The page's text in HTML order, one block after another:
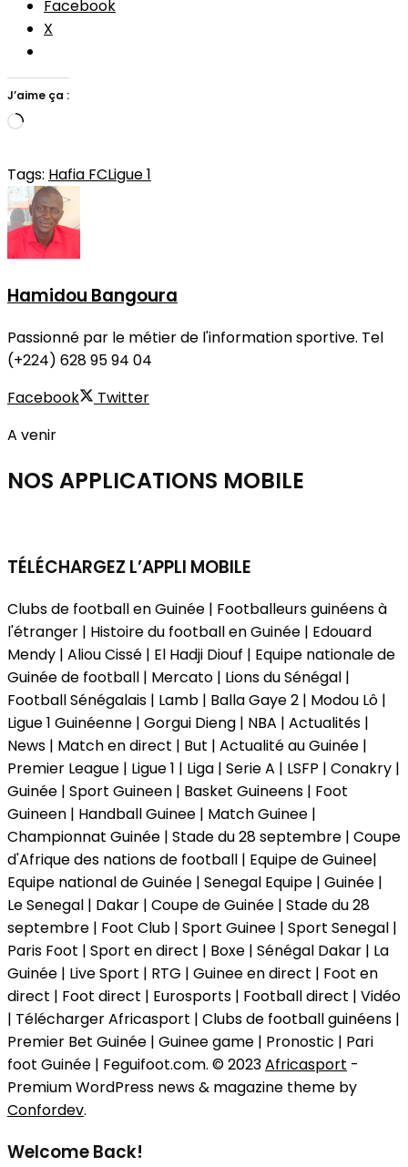
Facebook
X
J’aime ça :
Chargement…
Tags: Hafia FCLigue 1
Hamidou Bangoura
Passionné par le métier de l'information sportive. Tel
(+224) 628 95 94 04
Facebook
Twitter
A venir
NOS APPLICATIONS MOBILE
TÉLÉCHARGEZ L’APPLI MOBILE
Clubs de football en Guinée | Footballeurs guinéens à
l'étranger | Histoire du football en Guinée | Edouard
Mendy | Aliou Cissé | El Hadji Diouf | Equipe nationale de
Guinée de football | Mercato | Lions du Sénégal |
Football Sénégalais | Lamb | Balla Gaye 2 | Modou Lô |
Ligue 1 Guinéenne | Gorgui Dieng | NBA | Actualités |
News | Match en direct | But | Actualité au Guinée |
Premier League | Ligue 1 | Liga | Serie A | LSFP | Conakry |
Guinée | Sport Guineen | Basket Guineens | Foot
Guineen | Handball Guinee | Match Guinee |
Championnat Guinée | Stade du 28 septembre | Coupe
d'Afrique des nations de football | Equipe de Guinee|
Equipe national de Guinée | Senegal Equipe | Guinée |
Le Senegal | Dakar | Coupe de Guinée | Stade du 28
septembre | Foot Club | Sport Guinee | Sport Senegal |
Paris Foot | Sport en direct | Boxe | Sénégal Dakar | La
Guinée | Live Sport | RTG | Guinee en direct | Foot en
direct | Foot direct | Eurosports | Football direct | Vidéo
| Télécharger Africasport | Clubs de football guinéens |
Premier Bet Guinée | Guinee game | Pronostic | Pari
foot Guinée | Feguifoot.com. © 2023Africasport -
Premium WordPress news & magazine theme by
Confordev.
Welcome Back!